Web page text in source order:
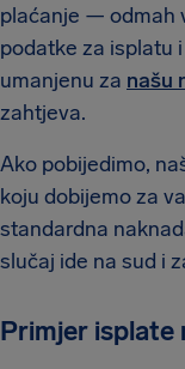
plaćanje — odmah
podatke za isplatu
umanjenu za našu
zahtjeva.
Ako pobijedimo,
koju dobijemo za
standardna
slučaj ide na sud i
Primjer isplate